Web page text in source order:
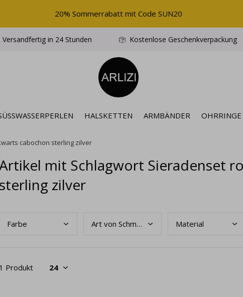
HALSKETTEN ARMBÄNDER OHRRINGE
Versandfertig in 24 Stunden Kostenlose Geschenkverpackung
20% Sommerrabatt mit Code SUN20
cabochon sterling zilver
mit Schlagwort Sieradenset
sterling zilver
Farbe Art von Schmuck Material
1 Produkt